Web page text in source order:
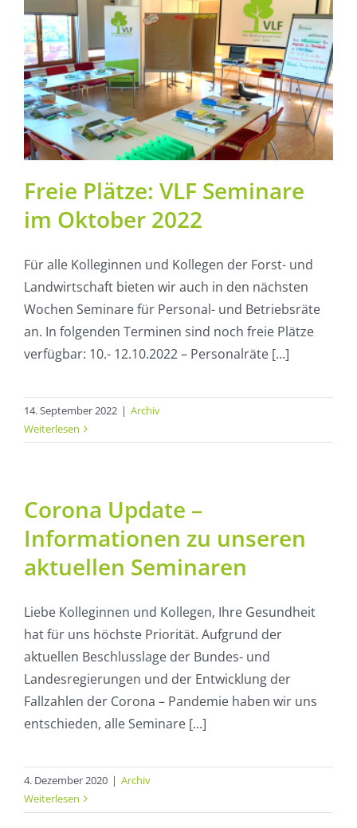
Freie Plätze: VLF Seminare
im Oktober 2022
Für alle Kolleginnen und Kollegen der Forst- und
Landwirtschaft bieten wir auch in den nächsten
Wochen Seminare für Personal- und Betriebsräte
an. In folgenden Terminen sind noch freie Plätze
verfügbar: 10.- 12.10.2022 – Personalräte [...]
14. September 2022 | Archiv
Weiterlesen
Corona Update –
Informationen zu unseren
aktuellen Seminaren
Liebe Kolleginnen und Kollegen, Ihre Gesundheit
hat für uns höchste Priorität. Aufgrund der
aktuellen Beschlusslage der Bundes- und
Landesregierungen und der Entwicklung der
Fallzahlen der Corona – Pandemie haben wir uns
entschieden, alle Seminare [...]
4. Dezember 2020 | Archiv
Weiterlesen